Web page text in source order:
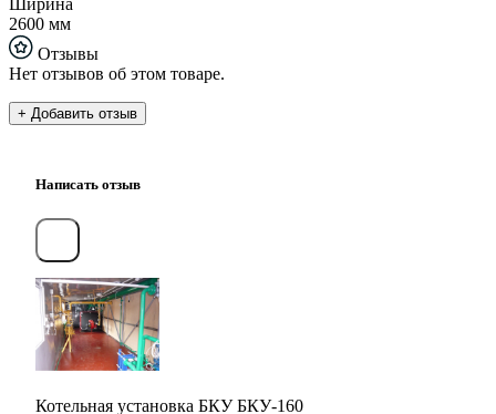
Ширина
2600 мм
Отзывы
Нет отзывов об этом товаре.
+ Добавить отзыв
Написать отзыв
Котельная установка БКУ БКУ-160